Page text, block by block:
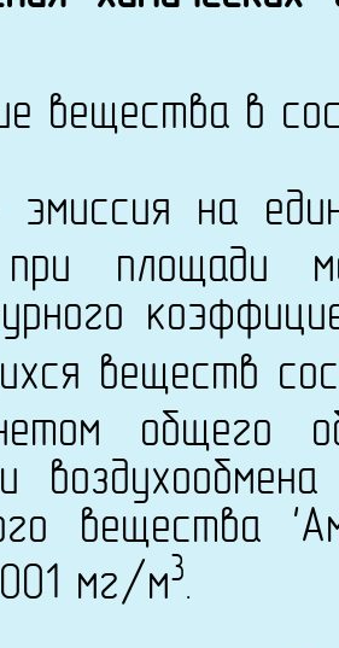
вещества в
на
при площади
веществ
общего
мг/м3.